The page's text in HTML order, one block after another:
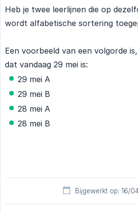
Heb je twee leerlijnen die op
wordt alfabetische sortering
Een voorbeeld van een volgorde
dat vandaag 29 mei is:
29 mei A
29 mei B
28 mei A
28 mei B
Bijgewerkt op: 16/